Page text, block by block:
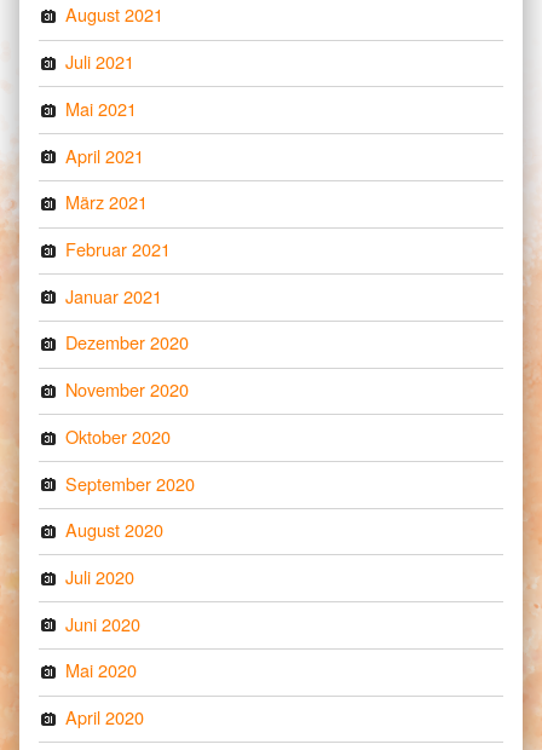
August 2021
Juli 2021
Mai 2021
April 2021
März 2021
Februar 2021
Januar 2021
Dezember 2020
November 2020
Oktober 2020
September 2020
August 2020
Juli 2020
Juni 2020
Mai 2020
April 2020